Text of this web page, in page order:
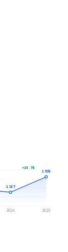
1 187
2024
1 528
2025
+28.7%